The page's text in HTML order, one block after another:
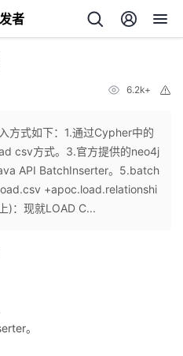
者
6.2k+
方式如下：1.通过Cypher中的
csv方式。3.官方提供的neo4j
API BatchInserter。5.batch
+apoc.load.relationshi
)：现就LOAD C...
。